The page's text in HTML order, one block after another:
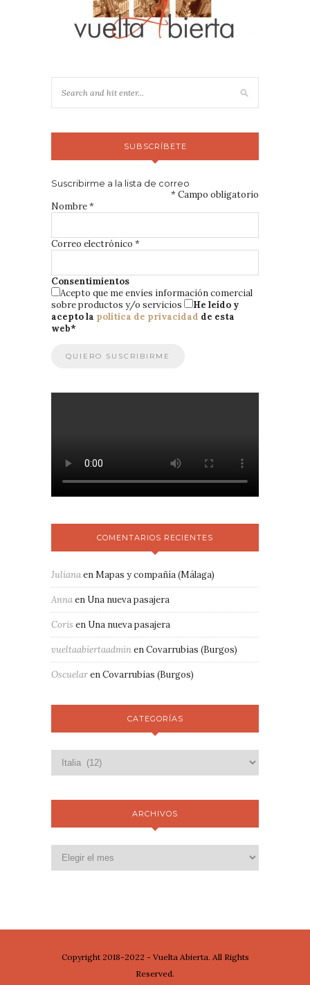
SUBSCRÍBETE
Suscribirme a la lista de correo
* Campo obligatorio
Nombre*
Correo electrónico *
Consentimientos
Acepto que me envíes información comercial
sobre productos y/o servicios
He leído y
acepto la política de privacidad de esta
web*
COMENTARIOS RECIENTES
JulianaenMapas y compañía (Málaga)
Annaen Una nueva pasajera
Coris en Una nueva pasajera
vueltaabiertaadminenCovarrubias (Burgos)
OscuelarenCovarrubias (Burgos)
CATEGORÍAS
ARCHIVOS
Copyright 2018-2022 - Vuelta Abierta. All Rights
Reserved.